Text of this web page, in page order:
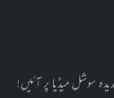
سوشل میڈیا پر آئیں!